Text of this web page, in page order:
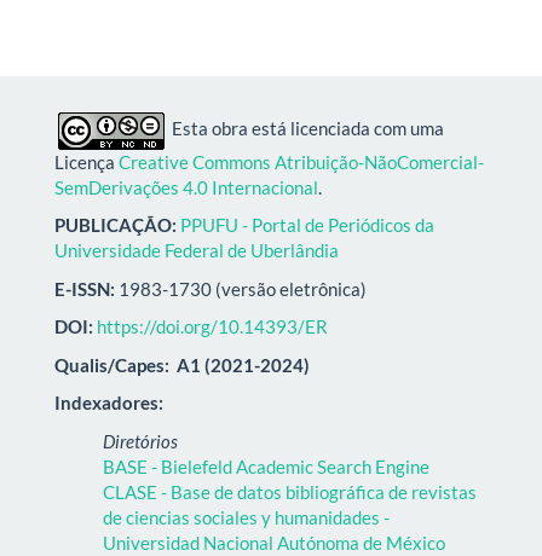
Esta obra está licenciada com uma
Licença Creative Commons Atribuição-NãoComercial-
SemDerivações 4.0 Internacional.
PUBLICAÇÃO: PPUFU - Portal de Periódicos da
Universidade Federal de Uberlândia
E-ISSN: 1983-1730 (versão eletrônica)
DOI: https://doi.org/10.14393/ER
Qualis/Capes: A1 (2021-2024)
Indexadores:
Diretórios
BASE - Bielefeld Academic Search Engine
CLASE - Base de datos bibliográfica de revistas
de ciencias sociales y humanidades -
Universidad Nacional Autónoma de México